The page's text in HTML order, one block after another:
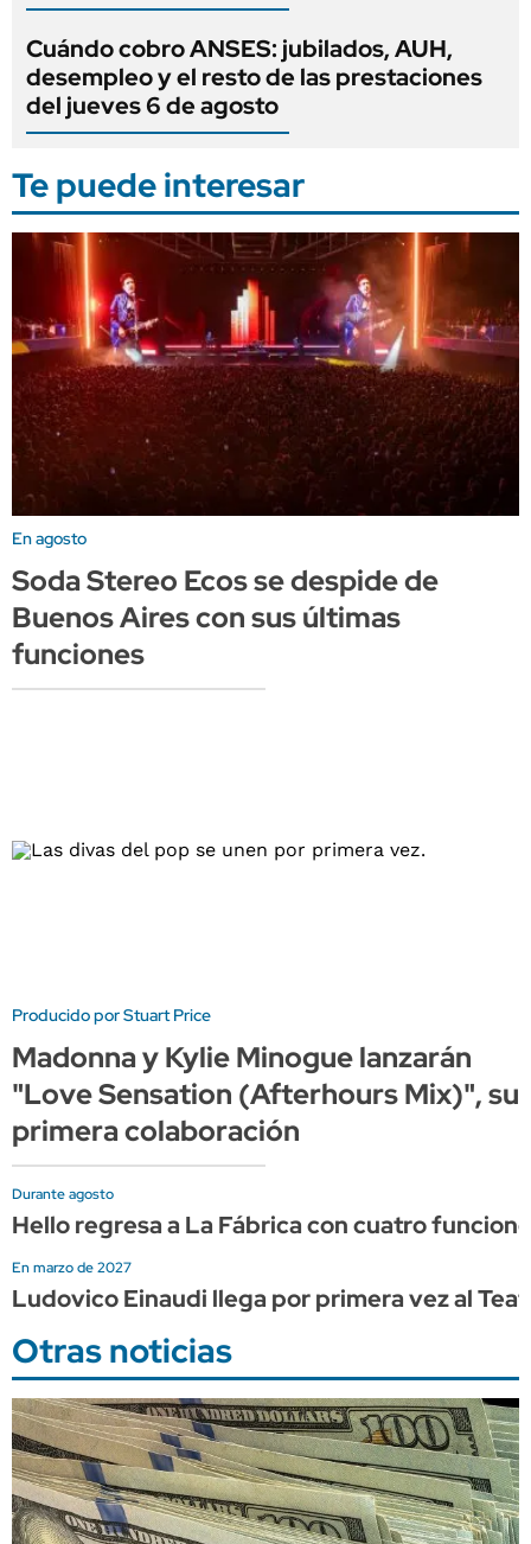
Cuándo cobro ANSES: jubilados, AUH,
desempleo y el resto de las prestaciones
del jueves 6 de agosto
Te puede interesar
En agosto
Soda Stereo Ecos se despide de
Buenos Aires con sus últimas
funciones
Producido por Stuart Price
Madonna y Kylie Minogue lanzarán
"Love Sensation (Afterhours Mix)", su
primera colaboración
Durante agosto
Hello regresa a La Fábrica con cuatro
En marzo de 2027
Ludovico Einaudi llega por primera vez al
Otras noticias